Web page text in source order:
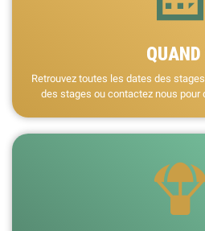
QUAND
Retrouvez toutes les dates des
des stages ou contactez nous pour